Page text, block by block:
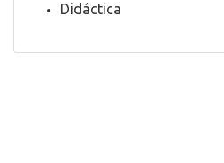
Didáctica